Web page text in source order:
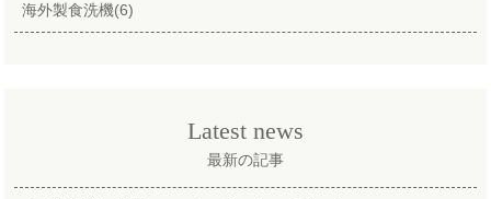
海外製食洗機(6)
Latest news
最新の記事